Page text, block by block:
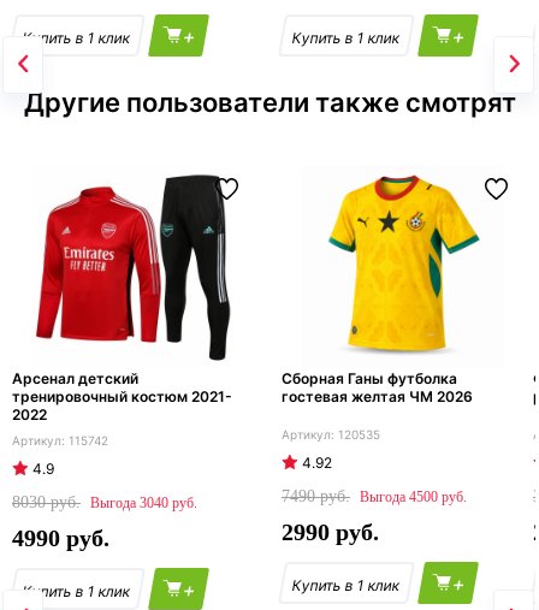
+ +
Другие пользователи также смотрят
Арсенал детский
тренировочный костюм 2021-
2022
115742
4.9
8030
3040
4990
+
Сборная Ганы футболка
гостевая желтая ЧМ 2026
120535
4.92
7490
4500
2990
+